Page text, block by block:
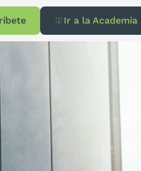
Ir a la Academia